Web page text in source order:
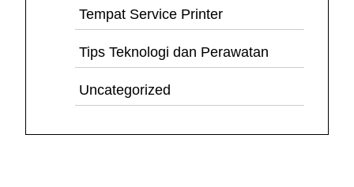
Tempat Service Printer
Tips Teknologi dan Perawatan
Uncategorized